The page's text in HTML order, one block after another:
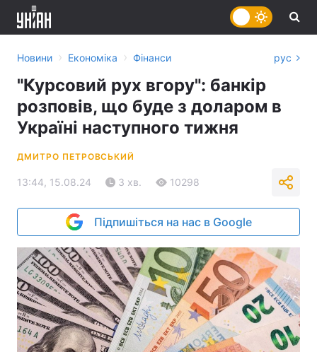
Новини › Економіка › Фінанси рус
"Курсовий рух вгору": банкір
розповів, що буде з доларом в
Україні наступного тижня
ДМИТРО ПЕТРОВСЬКИЙ
13:44, 15.08.24 3 хв. 10298
Підпишіться на нас в Google